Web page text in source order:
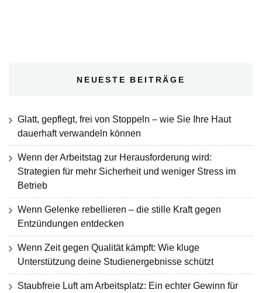
NEUESTE BEITRÄGE
Glatt, gepflegt, frei von Stoppeln – wie Sie Ihre Haut
dauerhaft verwandeln können
Wenn der Arbeitstag zur Herausforderung wird:
Strategien für mehr Sicherheit und weniger Stress im
Betrieb
Wenn Gelenke rebellieren – die stille Kraft gegen
Entzündungen entdecken
Wenn Zeit gegen Qualität kämpft: Wie kluge
Unterstützung deine Studienergebnisse schützt
Staubfreie Luft am Arbeitsplatz: Ein echter Gewinn für